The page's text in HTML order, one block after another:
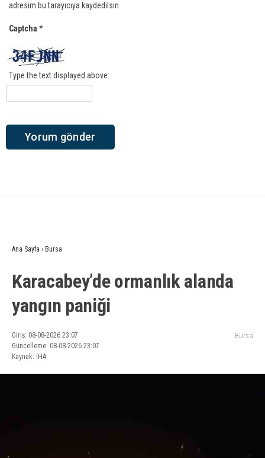
adresim bu tarayıcıya kaydedilsin.
Captcha *
Type the text displayed above:
Ana Sayfa › Bursa
Karacabey’de ormanlık alanda
yangın paniği
Giriş: 08-08-2026 23:07
Güncelleme: 08-08-2026 23:07
Kaynak: İHA
Bursa